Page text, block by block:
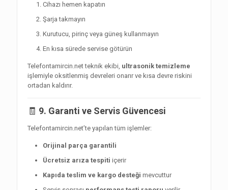
Cihazı hemen kapatın
Şarja takmayın
Kurutucu, pirinç veya güneş kullanmayın
En kısa sürede servise götürün
Telefontamircin.net teknik ekibi, ultrasonik temizleme
işlemiyle oksitlenmiş devreleri onarır ve kısa devre riskini
ortadan kaldırır.
🧾 9. Garanti ve Servis Güvencesi
Telefontamircin.net’te yapılan tüm işlemler:
Orijinal parça garantili
Ücretsiz arıza tespiti içerir
Kapıda teslim ve kargo desteği mevcuttur